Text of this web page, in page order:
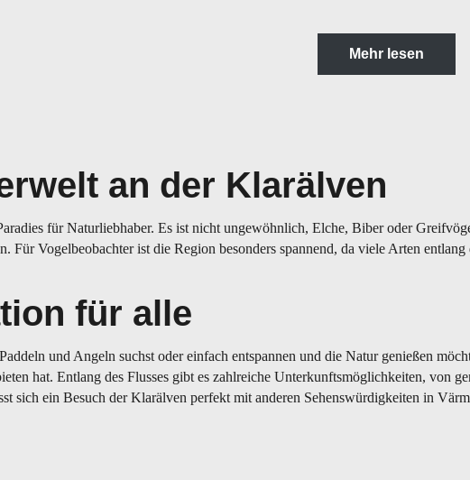
Mehr lesen
an der Klarälven
für Naturliebhaber. Es ist nicht ungewöhnlich, Elche, Biber oder
Für Vogelbeobachter ist die Region besonders spannend, da viele Arten
für alle
und Angeln suchst oder einfach entspannen und die Natur genießen
hat. Entlang des Flusses gibt es zahlreiche Unterkunftsmöglichkeiten, von
sich ein Besuch der Klarälven perfekt mit anderen Sehenswürdigkeiten in